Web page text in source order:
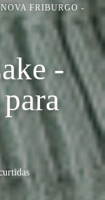
FRIBURGO -
-